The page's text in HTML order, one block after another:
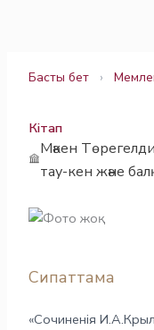
Басты бет ›
Кітап
Мәкен
тау-кен және
Сипаттама
«Сочиненія